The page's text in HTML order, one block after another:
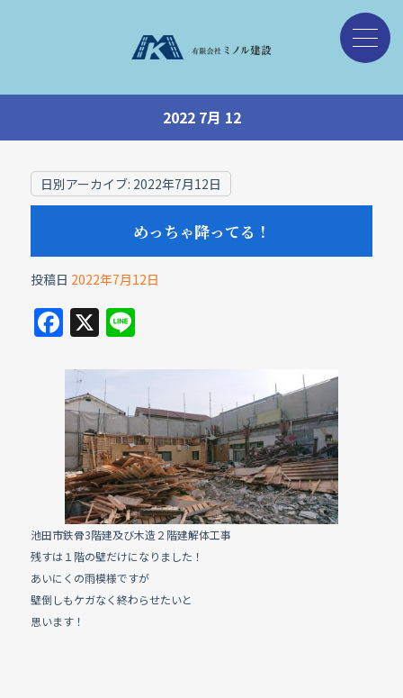
2022 7月 12
日別アーカイブ: 2022年7月12日
めっちゃ降ってる！
投稿日 2022年7月12日
F
c
e
b
o
o
k
X Li
e
池田市鉄骨3階建及び木造２階建解体工事
残すは１階の壁だけになりました！
あいにくの雨模様ですが
壁倒しもケガなく終わらせたいと
思います！